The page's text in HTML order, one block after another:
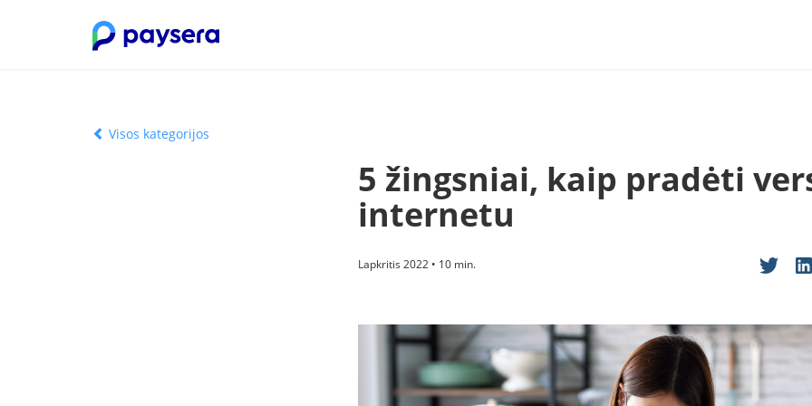
Visos kategorijos
5 žingsniai, kaip pradėti
internetu
Lapkritis 2022 • 10 min.